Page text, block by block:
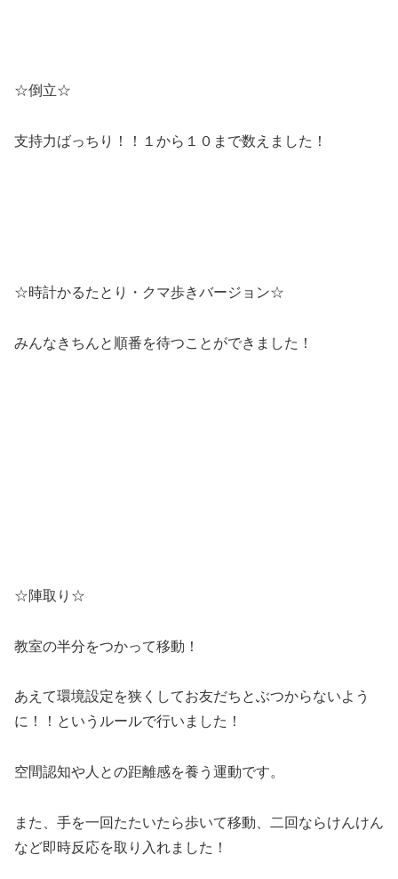
☆倒立☆
支持力ばっちり！！１から１０まで数えました！
☆時計かるたとり・クマ歩きバージョン☆
みんなきちんと順番を待つことができました！
☆陣取り☆
教室の半分をつかって移動！
あえて環境設定を狭くしてお友だちとぶつからないよう
に！！というルールで行いました！
空間認知や人との距離感を養う運動です。
また、手を一回たたいたら歩いて移動、二回ならけんけん
など即時反応を取り入れました！